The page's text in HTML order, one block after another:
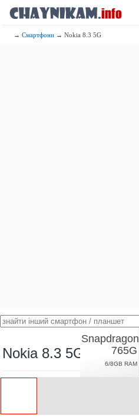
→Смартфони → Nokia 8.3 5G
Nokia 8.3 5G
Snapdragon
765G
6/8GB RAM